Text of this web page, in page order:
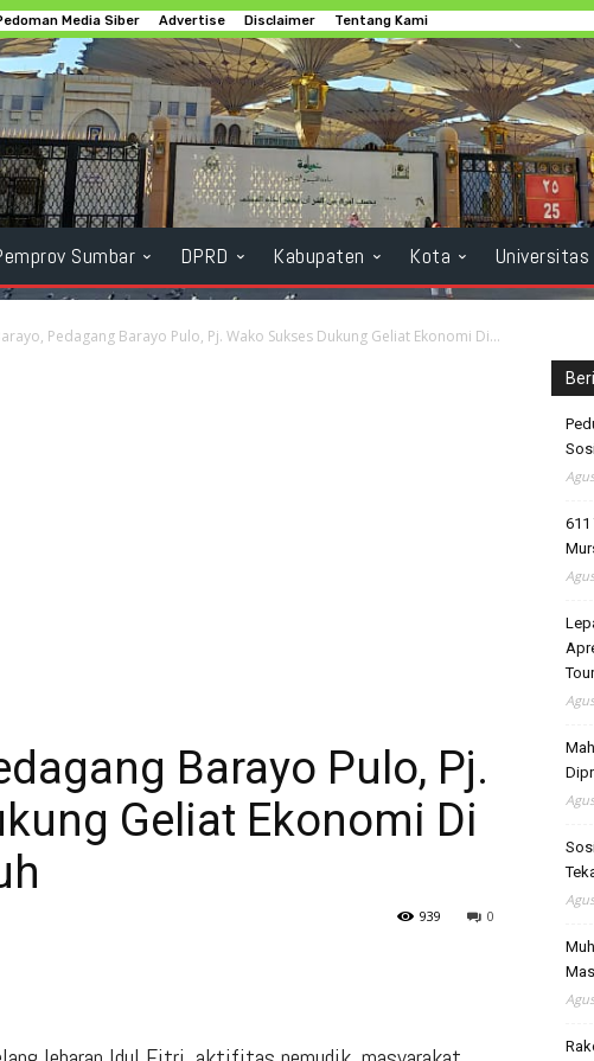
Media Siber Advertise Disclaimer Tentang Kami
Sumbar DPRD Kabupaten Kota Universitas
Pedagang Barayo Pulo, Pj. Wako Sukses Dukung Geliat Ekonomi Di...
Barayo Pulo, Pj.
Geliat Ekonomi Di
0
939
611